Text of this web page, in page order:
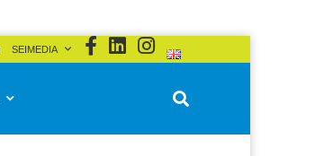
SEIMEDIA